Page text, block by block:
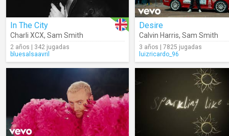
In The City
Charli XCX, Sam Smith
2 años | 342 jugadas
bluesalsaavril
Desire
Calvin Harris, Sam Smith
3 años | 7825 jugadas
luizricardo_96